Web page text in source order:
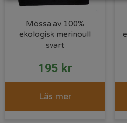
Mössa av 100%
ekologisk merinoull
svart
195 kr
Läs mer